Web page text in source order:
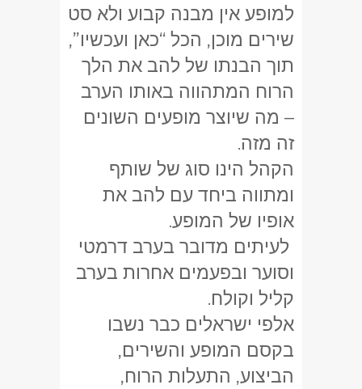
למופע אין מבנה קבוע ולא סט
שירים מוכן, הכל “כאן ועכשיו”,
תוך הבנתו של להב את הלך
הרוח המתהווה באותו הערב
– מה שיוצר מופעים השונים
זה מזה.
הקהל הינו סוג של שותף
ומתווה ביחד עם להב את
אופיו של המופע.
לעיתים מדובר בערב דרמטי
וסוער ובפעמים אחרות בערב
קליל וקולח.
אלפי ישראלים כבר נשבו
בקסם המופע והשירים,
הביצוע, התעלות הרוח,